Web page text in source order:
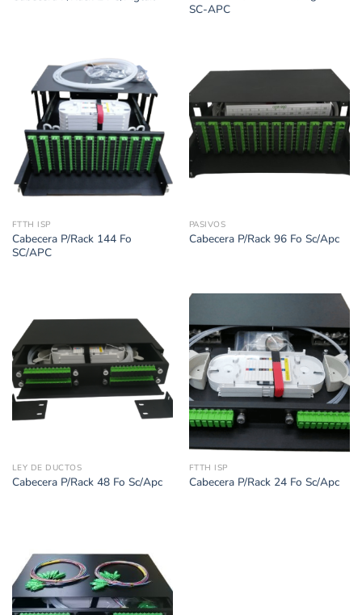
SC-APC
FTTH ISP
Cabecera P/Rack 144 Fo
SC/APC
PASIVOS
Cabecera P/Rack 96 Fo Sc/Apc
LEY DE DUCTOS
Cabecera P/Rack 48 Fo Sc/Apc
FTTH ISP
Cabecera P/Rack 24 Fo Sc/Apc